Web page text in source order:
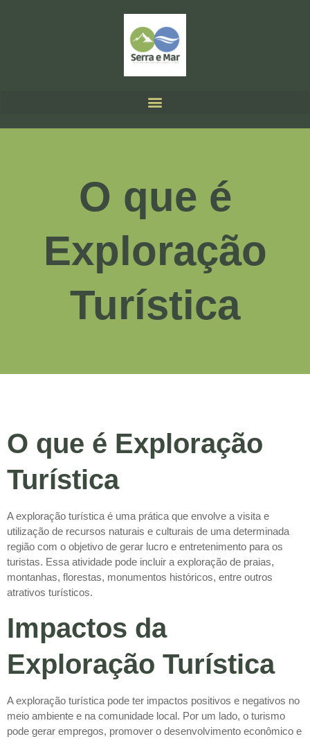
O que é
Exploração
Turística
O que é Exploração
Turística
A exploração turística é uma prática que envolve a visita e
utilização de recursos naturais e culturais de uma determinada
região com o objetivo de gerar lucro e entretenimento para os
turistas. Essa atividade pode incluir a exploração de praias,
montanhas, florestas, monumentos históricos, entre outros
atrativos turísticos.
Impactos da
Exploração Turística
A exploração turística pode ter impactos positivos e negativos no
meio ambiente e na comunidade local. Por um lado, o turismo
pode gerar empregos, promover o desenvolvimento econômico e